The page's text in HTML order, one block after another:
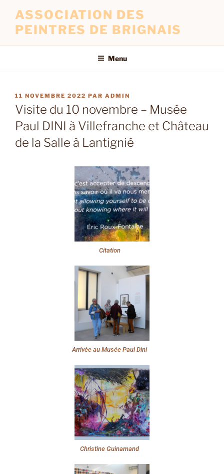
ASSOCIATION DES
PEINTRES DE BRIGNAIS
Menu
11 NOVEMBRE 2022 PAR ADMIN
Visite du 10 novembre – Musée
Paul DINI à Villefranche et Château
de la Salle à Lantignié
Citation
Arrivée au Musée Paul Dini
Christine Guinamand